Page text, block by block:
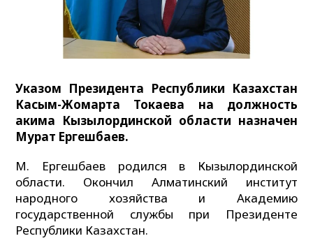
Указом Президента Республики Казахстан
Касым-Жомарта Токаева на должность
акима Кызылординской области назначен
Мурат Ергешбаев.
М. Ергешбаев родился в Кызылординской
области. Окончил Алматинский институт
народного хозяйства и Академию
государственной службы при Президенте
Республики Казахстан.